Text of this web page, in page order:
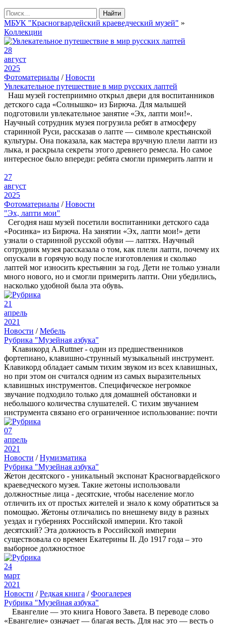
Найти
МБУК "Красногвардейский краеведческий музей" »
Коллекции
28
август
2025
Фотоматериалы /Новости
Увлекательное путешествие в мир русских лаптей
Наш музей гостеприимно открыл двери для воспитанников
детского сада «Солнышко» из Бирюча. Для малышей
подготовили увлекательное занятие «Эх, лапти мои!».
Научный сотрудник музея погрузила ребят в атмосферу
старинной Руси, рассказав о лапте — символе крестьянской
культуры. Она показала, как мастера вручную плели лапти из
лыка, и раскрыла секреты этого древнего ремесла. Но самое
интересное было впереди: ребята смогли примерить лапти и
27
август
2025
Фотоматериалы /Новости
"Эх, лапти мои"
Сегодня наш музей посетили воспитанники детского сада
«Росинка» из Бирюча. На занятии «Эх, лапти мои!» дети
узнали о старинной русской обуви — лаптях. Научный
сотрудник музея рассказала о том, как плели лапти, почему их
опускали в горячую воду после изготовления и сколько
лаптей мог износить крестьянин за год. Дети не только узнали
много нового, но и смогли примерить лапти. Они убедились,
насколько удобной была эта обувь.
21
апрель
2021
Новости /Мебель
Рубрика "Музейная азбука"
Клавикорд A.Ruttner - один из предшественников
фортепиано, клавишно-струнный музыкальный инструмент.
Клавикорд обладает самым тихим звуком из всех клавишных,
но при этом он считался одним из самых выразительных
клавишных инструментов. Специфическое негромкое
звучание подходило только для домашней обстановки и
небольшого количества слушателей. С тихим звучанием
инструмента связано его ограниченное использование: почти
07
апрель
2021
Новости /Нумизматика
Рубрика "Музейная азбука"
Жетон десятского - уникальный экспонат Красногвардейского
краеведческого музея. Такие жетоны использовали
должностные лица - десятские, чтобы население могло
отличить их от простых жителей и знало к кому обратиться за
помощью. Жетоны отличались по внешнему виду в разных
уездах и губерниях Российской империи. Кто такой
десятский? Эта должность в Российской империи
существовала со времен Екатерины II. До 1917 года – это
выборное должностное
24
март
2021
Новости /Редкая книга /Фоогалерея
Рубрика "Музейная азбука"
Евангелие — это книга Нового Завета. В переводе слово
«Евангелие» означает — благая весть. Для нас это — весть о